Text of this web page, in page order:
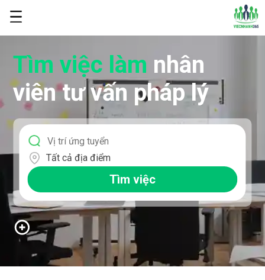
Tìm việc làm nhân
viên tư vấn pháp lý
Tất cả địa điểm
Tìm việc